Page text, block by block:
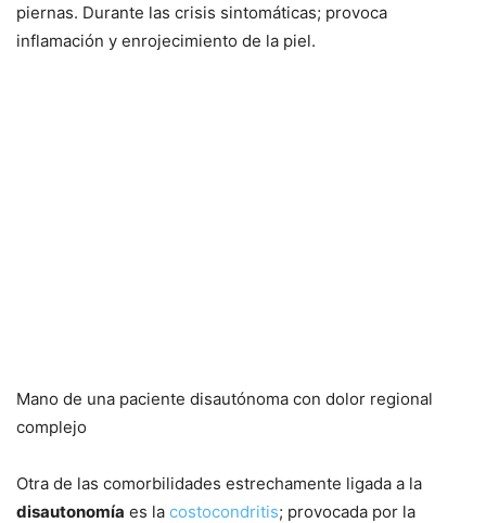
piernas. Durante las crisis sintomáticas; provoca
inflamación y enrojecimiento de la piel.
Mano de una paciente disautónoma con dolor regional
complejo
Otra de las comorbilidades estrechamente ligada a la
disautonomía es la costocondritis; provocada por la